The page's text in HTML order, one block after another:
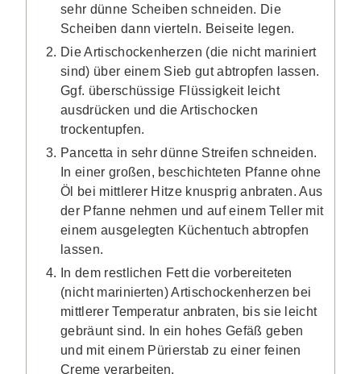
sehr dünne Scheiben schneiden. Die
Scheiben dann vierteln. Beiseite legen.
Die Artischockenherzen (die nicht mariniert
sind) über einem Sieb gut abtropfen lassen.
Ggf. überschüssige Flüssigkeit leicht
ausdrücken und die Artischocken
trockentupfen.
Pancetta in sehr dünne Streifen schneiden.
In einer großen, beschichteten Pfanne ohne
Öl bei mittlerer Hitze knusprig anbraten. Aus
der Pfanne nehmen und auf einem Teller mit
einem ausgelegten Küchentuch abtropfen
lassen.
In dem restlichen Fett die vorbereiteten
(nicht marinierten) Artischockenherzen bei
mittlerer Temperatur anbraten, bis sie leicht
gebräunt sind. In ein hohes Gefäß geben
und mit einem Pürierstab zu einer feinen
Creme verarbeiten.